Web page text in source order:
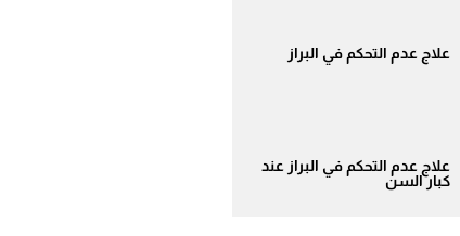
علاج عدم التحكم في البراز
علاج عدم التحكم في البراز عند
كبار السن